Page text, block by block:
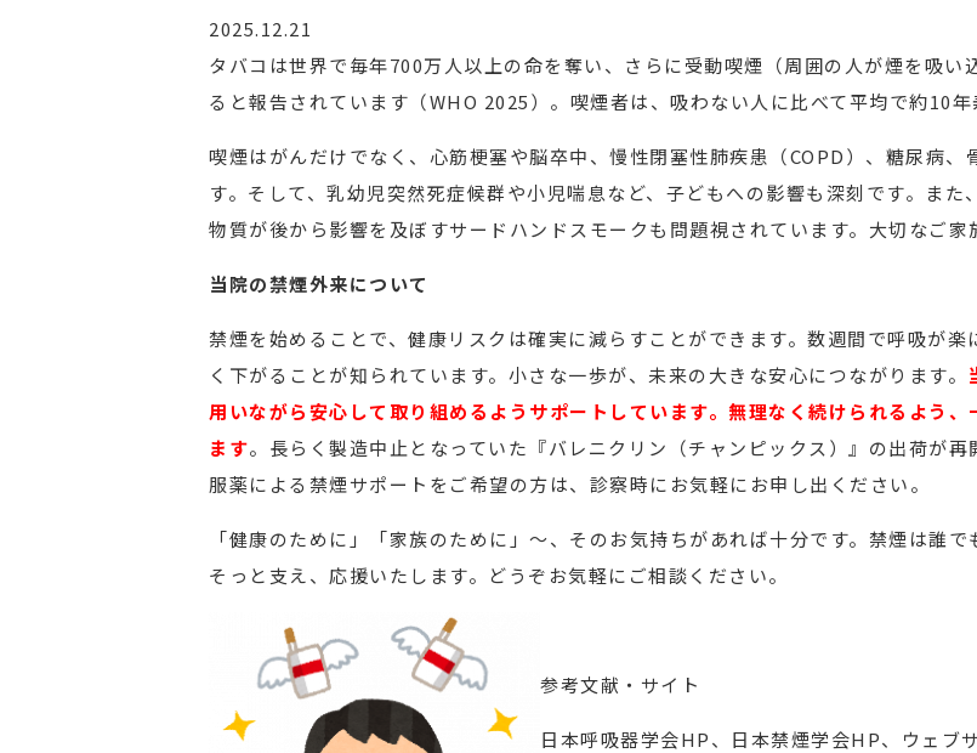
2025.12.21
タバコは世界で毎年700万人以上の命を奪い、さらに受動喫煙（周囲の人が煙を吸
ると報告されています（WHO 2025）。喫煙者は、吸わない人に比べて平均で約10年
喫煙はがんだけでなく、心筋梗塞や脳卒中、慢性閉塞性肺疾患（COPD）、糖尿病
す。そして、乳幼児突然死症候群や小児喘息など、子どもへの影響も深刻です。ま
物質が後から影響を及ぼすサードハンドスモークも問題視されています。大切なご家
当院の禁煙外来について
禁煙を始めることで、健康リスクは確実に減らすことができます。数週間で呼吸が
く下がることが知られています。小さな一歩が、未来の大きな安心につながります。
用いながら安心して取り組めるようサポートしています。無理なく続けられるよう
ます。長らく製造中止となっていた『バレニクリン（チャンピックス）』の出荷が再
服薬による禁煙サポートをご希望の方は、診察時にお気軽にお申し出ください。
「健康のために」「家族のために」～、そのお気持ちがあれば十分です。禁煙は誰
そっと支え、応援いたします。どうぞお気軽にご相談ください。
参考文献・サイト
日本呼吸器学会HP、日本禁煙学会HP、ウェブ